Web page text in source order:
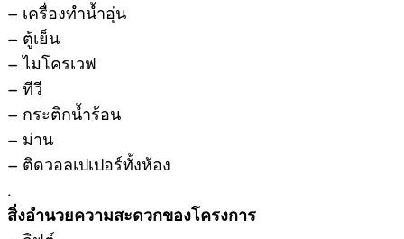
– เครื่องทำน้ำอุ่น
– ตู้เย็น
– ไมโครเวฟ
– ทีวี
– กระติกน้ำร้อน
– ม่าน
– ติดวอลเปเปอร์ทั้งห้อง
.
สิ่งอำนวยความสะดวกของโครงการ